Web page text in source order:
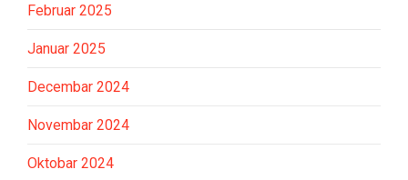
Februar 2025
Januar 2025
Decembar 2024
Novembar 2024
Oktobar 2024